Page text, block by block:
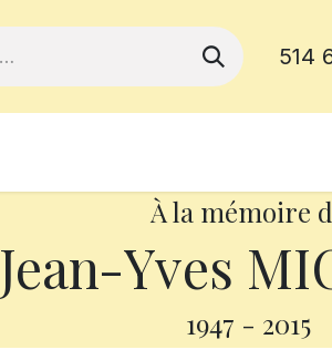
514
À la mémoire
Jean-Yves
1947 - 2015